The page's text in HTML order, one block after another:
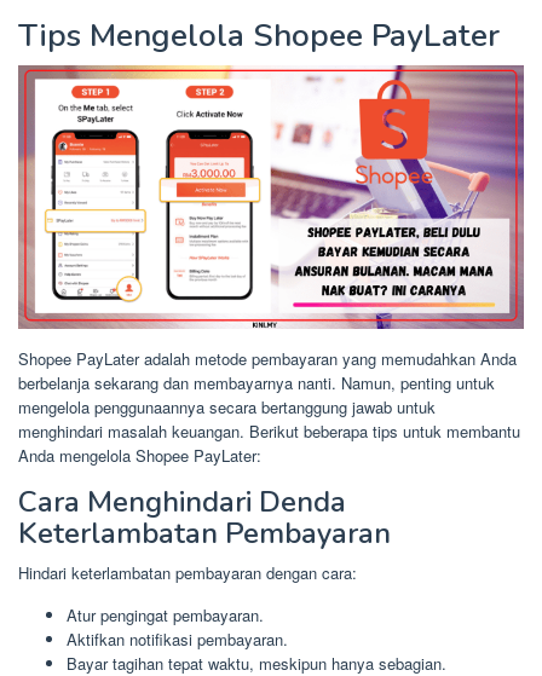
Tips Mengelola Shopee PayLater
Shopee PayLater adalah metode pembayaran yang memudahkan Anda
berbelanja sekarang dan membayarnya nanti. Namun, penting untuk
mengelola penggunaannya secara bertanggung jawab untuk
menghindari masalah keuangan. Berikut beberapa tips untuk membantu
Anda mengelola Shopee PayLater:
Cara Menghindari Denda
Keterlambatan Pembayaran
Hindari keterlambatan pembayaran dengan cara:
Atur pengingat pembayaran.
Aktifkan notifikasi pembayaran.
Bayar tagihan tepat waktu, meskipun hanya sebagian.